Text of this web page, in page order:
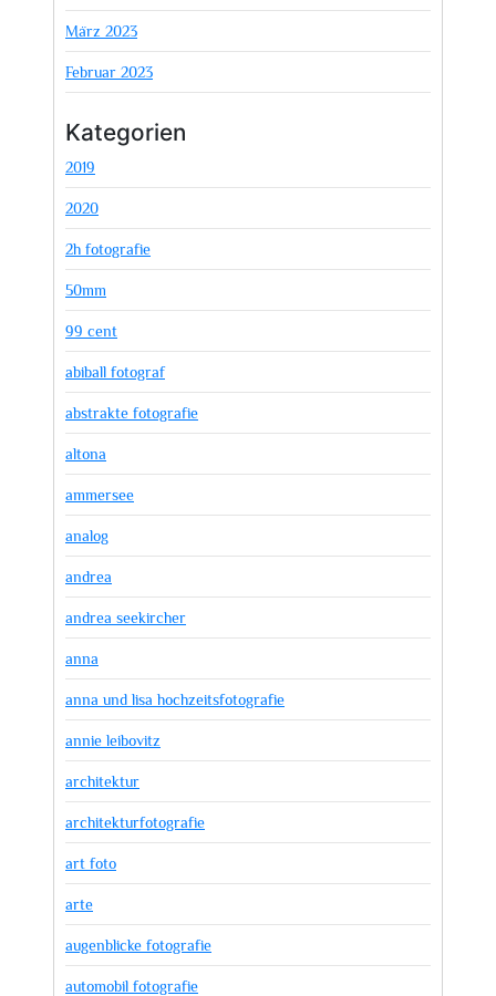
März 2023
Februar 2023
Kategorien
2019
2020
2h fotografie
50mm
99 cent
abiball fotograf
abstrakte fotografie
altona
ammersee
analog
andrea
andrea seekircher
anna
anna und lisa hochzeitsfotografie
annie leibovitz
architektur
architekturfotografie
art foto
arte
augenblicke fotografie
automobil fotografie